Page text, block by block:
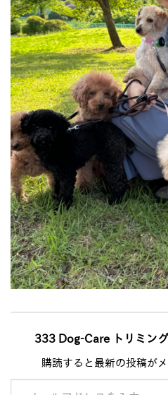
333 Dog-Care トリミン
購読すると最新の投稿が
メールアドレスを入力...